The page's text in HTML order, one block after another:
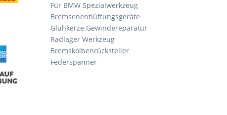
Für BMW Spezialwerkzeug
Bremsenentlüftungsgeräte
Glühkerze Gewindereparatur
Radlager Werkzeug
Bremskolbenrücksteller
Federspanner